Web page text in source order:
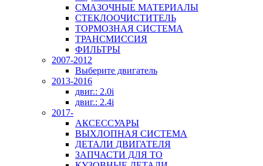
СМАЗОЧНЫЕ МАТЕРИАЛЫ
СТЕКЛООЧИСТИТЕЛЬ
ТОРМОЗНАЯ СИСТЕМА
ТРАНСМИССИЯ
ФИЛЬТРЫ
2007-2012
Выберите двигатель
2013-2016
двиг.: 2.0i
двиг.: 2.4i
2017-
АКСЕССУАРЫ
ВЫХЛОПНАЯ СИСТЕМА
ДЕТАЛИ ДВИГАТЕЛЯ
ЗАПЧАСТИ ДЛЯ ТО